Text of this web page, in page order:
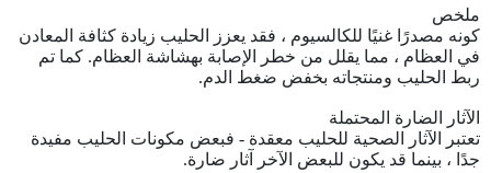
ملخص
كونه مصدرًا غنيًا للكالسيوم ، فقد يعزز الحليب زيادة كثافة المعادن
في العظام ، مما يقلل من خطر الإصابة بهشاشة العظام. كما تم
ربط الحليب ومنتجاته بخفض ضغط الدم.
الآثار الضارة المحتملة
تعتبر الآثار الصحية للحليب معقدة - فبعض مكونات الحليب مفيدة
جدًا ، بينما قد يكون للبعض الآخر آثار ضارة.